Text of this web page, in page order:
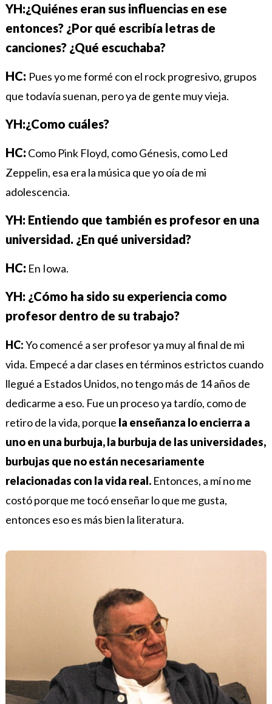
YH:¿Quiénes eran sus influencias en ese
entonces? ¿Por qué escribía letras de
canciones? ¿Qué escuchaba?
HC: Pues yo me formé con el rock progresivo, grupos
que todavía suenan, pero ya de gente muy vieja.
YH:¿Como cuáles?
HC:Como Pink Floyd, como Génesis, como Led
Zeppelin, esa era la música que yo oía de mi
adolescencia.
YH: Entiendo que también es profesor en una
universidad. ¿En qué universidad?
HC: En Iowa.
YH: ¿Cómo ha sido su experiencia como
profesor dentro de su trabajo?
HC:Yo comencé a ser profesor ya muy al final de mi
vida. Empecé a dar clases en términos estrictos cuando
llegué a Estados Unidos, no tengo más de 14 años de
dedicarme a eso. Fue un proceso ya tardío, como de
retiro de la vida, porque la enseñanza lo encierra a
uno en una burbuja, la burbuja de las universidades,
burbujas que no están necesariamente
relacionadas con la vida real. Entonces, a mí no me
costó porque me tocó enseñar lo que me gusta,
entonces eso es más bien la literatura.